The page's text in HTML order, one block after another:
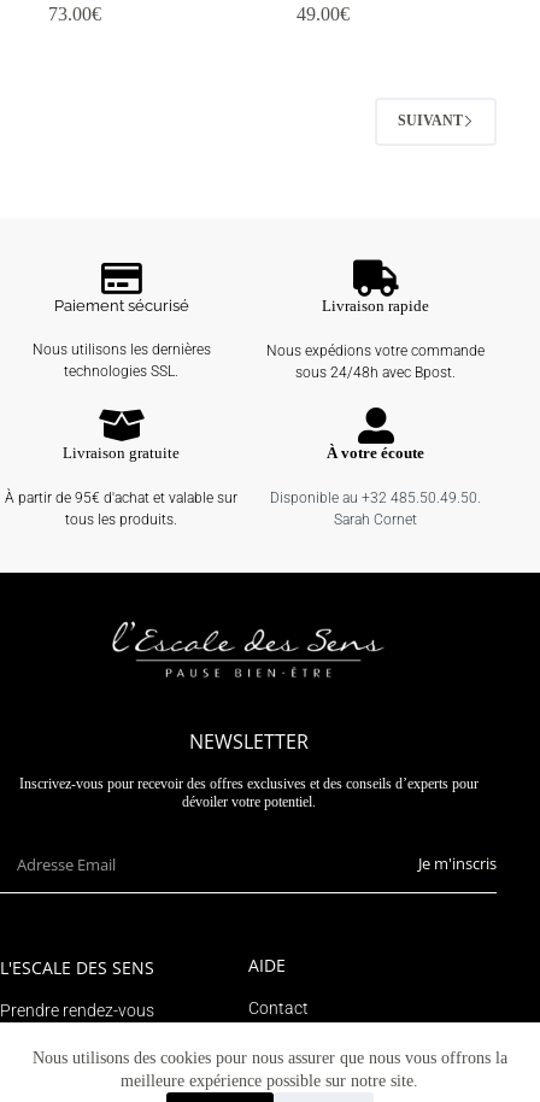
Nous utilisons des cookies pour nous assurer que nous vous offrons la
meilleure expérience possible sur notre site.
73.00€
49.00€
SUIVANT
Paiement sécurisé
Nous utilisons les dernières
technologies SSL.
Livraison rapide
Nous expédions votre commande
sous 24/48h avec Bpost.
Livraison gratuite
À partir de 95€ d'achat et valable sur
tous les produits.
À votre écoute
Disponible au +32 485.50.49.50.
Sarah Cornet
NEWSLETTER
Inscrivez-vous pour recevoir des offres exclusives et des conseils d’experts pour
dévoiler votre potentiel.
Je m'inscris
L'ESCALE DES SENS
Prendre rendez-vous
Mon compte
AIDE
Contact